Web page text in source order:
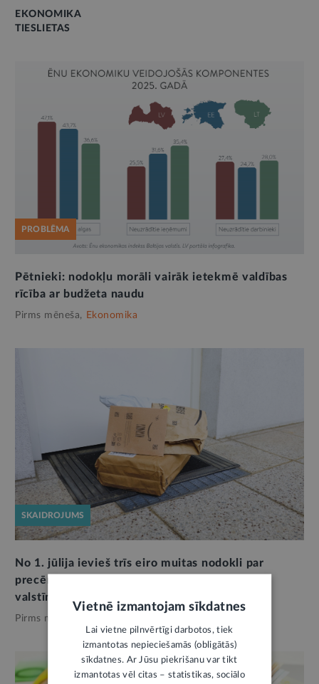
EKONOMIKA
TIESLIETAS
PROBLĒMA
Pētnieki: nodokļu morāli vairāk ietekmē valdības
rīcība ar budžeta naudu
Pirms mēneša, Ekonomika
SKAIDROJUMS
No 1. jūlija ievieš trīs eiro muitas nodokli par
precēm zemas vērtības sūtījumos no trešajām
valstīm
Pirms mēneša,
Vietnē izmantojam sīkdatnes
Lai vietne pilnvērtīgi darbotos, tiek
izmantotas nepieciešamās (obligātās)
sīkdatnes. Ar Jūsu piekrišanu var tikt
izmantotas vēl citas – statistikas, sociālo